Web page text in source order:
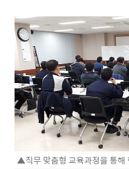
▲직무 맞춤형 교육과정을 통해